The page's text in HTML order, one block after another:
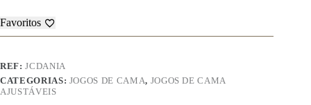
Ref:
Dania
100%
Favoritos
REF:JCDANIA
CATEGORIAS: JOGOS DE CAMA, JOGOS DE CAMA
AJUSTÁVEIS